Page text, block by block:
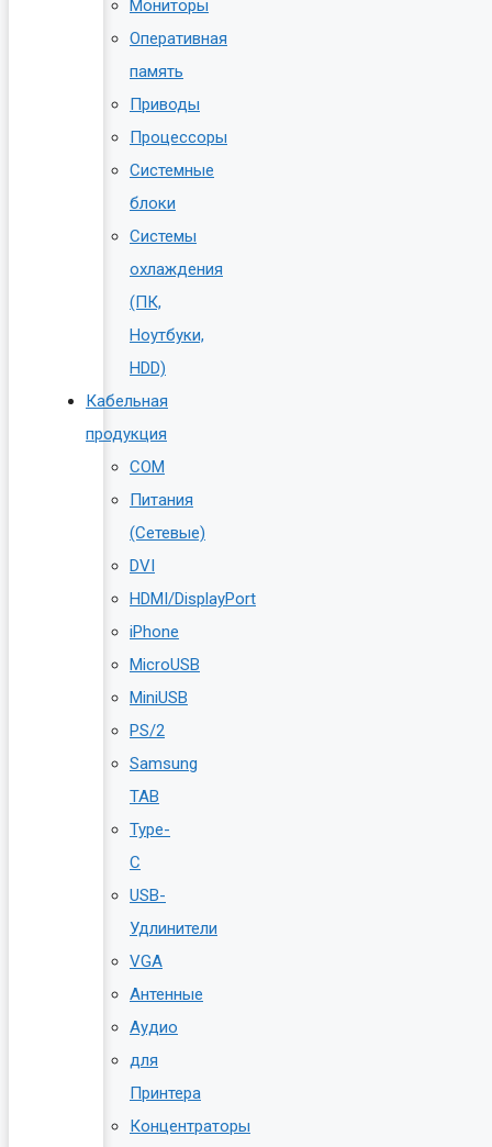
Мониторы
Оперативная
память
Приводы
Процессоры
Системные
блоки
Системы
охлаждения
(ПК,
Ноутбуки,
HDD)
Кабельная
продукция
COM
Питания
(Сетевые)
DVI
HDMI/DisplayPort
iPhone
MicroUSB
MiniUSB
PS/2
Samsung
TAB
Type-
C
USB-
Удлинители
VGA
Антенные
Аудио
для
Принтера
Концентраторы